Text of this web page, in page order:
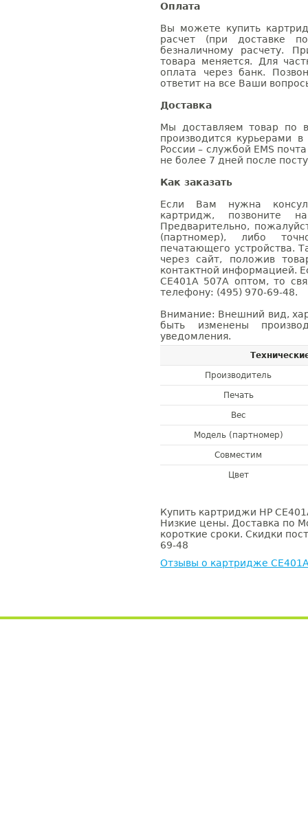
Оплата
Вы можете купить
расчет (при доставке
безналичному расчету.
товара меняется. Для
оплата через банк.
ответит на все Ваши
Доставка
Мы доставляем товар по
производится курьерами
России – службой EMS
не более 7 дней после
Как заказать
Если Вам нужна
картридж, позвоните
Предварительно,
(партномер), либо
печатающего устройства.
через сайт, положив
контактной информацией.
CE401A 507A оптом, то
телефону: (495) 970-69-48.
Внимание: Внешний вид,
быть изменены
уведомления.
Производитель
Печать
Вес
Модель (партномер)
Совместим
Цвет
Купить картриджи HP
Низкие цены. Доставка по
короткие сроки. Скидки
69-48
Отзывы о картридже